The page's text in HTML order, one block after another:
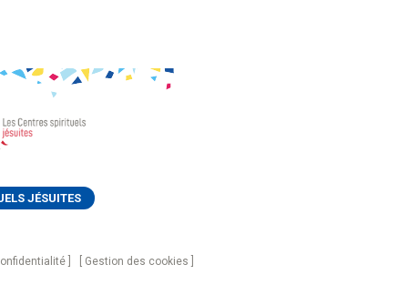
JÉSUITES
Gestion des cookies